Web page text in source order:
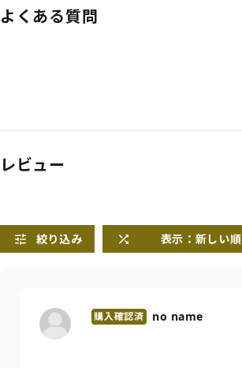
よくある質問
レビュー
絞り込み 表示：新しい順
no name